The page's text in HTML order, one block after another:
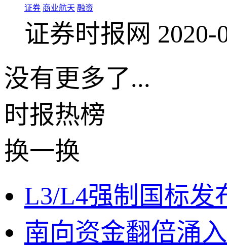
证券 商业航天 融资
证券时报网 2020-
没有更多了...
时报热榜
换一换
L3/L4强制国标发
南向资金翻倍涌